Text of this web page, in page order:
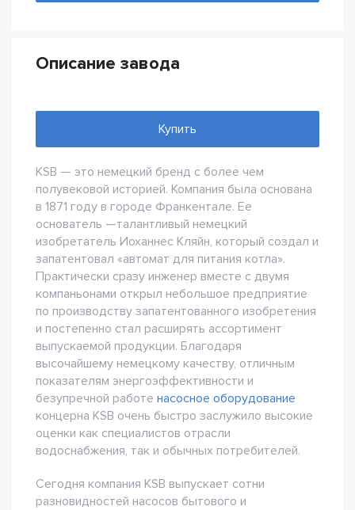
Описание завода
Купить
KSB — это немецкий бренд с более чем
полувековой историей. Компания была основана
в 1871 году в городе Франкентале. Ее
основатель —талантливый немецкий
изобретатель Иоханнес Кляйн, который создал и
запатентовал «автомат для питания котла».
Практически сразу инженер вместе с двумя
компаньонами открыл небольшое предприятие
по производству запатентованного изобретения
и постепенно стал расширять ассортимент
выпускаемой продукции. Благодаря
высочайшему немецкому качеству, отличным
показателям энергоэффективности и
безупречной работе насосное оборудование
концерна KSB очень быстро заслужило высокие
оценки как специалистов отрасли
водоснабжения, так и обычных потребителей.
Сегодня компания KSB выпускает сотни
разновидностей насосов бытового и